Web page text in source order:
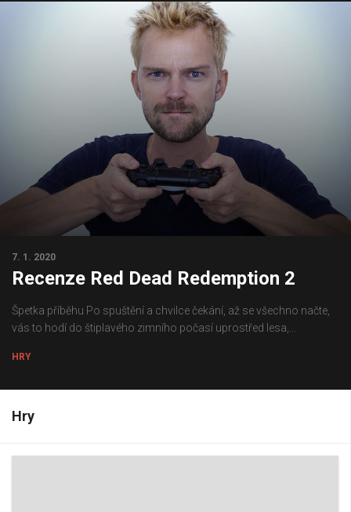
7. 1. 2020
Recenze Red Dead Redemption 2
Špetka příběhu Po spuštění a chvilce čekání, až se všechno načte,
vás to hodí do štiplavého zimního počasí uprostřed lesa,...
HRY
Hry